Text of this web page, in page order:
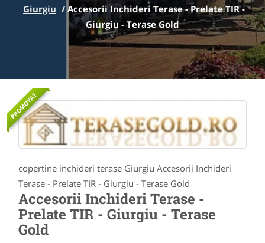
Giurgiu / Accesorii Inchideri Terase - Prelate TIR -
Giurgiu - Terase Gold
PROMOVAT
copertine inchideri terase Giurgiu Accesorii Inchideri
Terase - Prelate TIR - Giurgiu - Terase Gold
Accesorii Inchideri Terase -
Prelate TIR - Giurgiu - Terase
Gold